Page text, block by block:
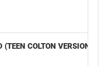
COLTON VERSION)